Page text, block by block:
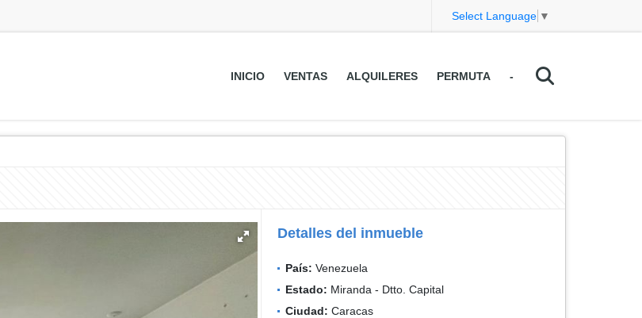
Select Language ▼
INICIO VENTAS ALQUILERES PERMUTA -
Detalles del inmueble
País: Venezuela
Estado: Miranda - Dtto. Capital
Ciudad: Caracas